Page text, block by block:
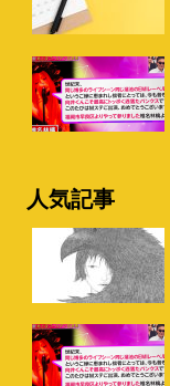
人気記事